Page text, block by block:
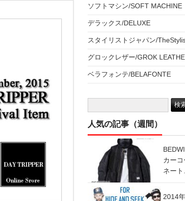
ソフトマシン/SOFT MACHINE
デラックス/DELUXE
スタイリストジャパン/
グロックレザー/GROK
ベラフォンテ/BELAFONTE
人気の記事（週間）
カーコ
ネート
2014